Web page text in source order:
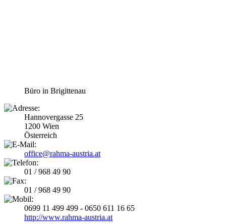
Büro in Brigittenau
Hannovergasse 25
1200 Wien
Österreich
office@rahma-austria.at
01 / 968 49 90
01 / 968 49 90
0699 11 499 499 - 0650 611 16 65
http://www.rahma-austria.at